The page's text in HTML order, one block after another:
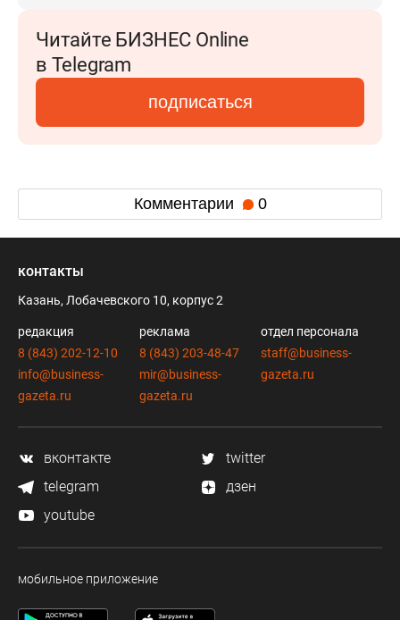
Читайте БИЗНЕС Online
в Telegram
подписаться
Комментарии 0
контакты
Казань, Лобачевского 10, корпус 2
редакция
8 (843) 202-12-10
info@business-
gazeta.ru
реклама
8 (843) 203-48-47
mir@business-
gazeta.ru
отдел персонала
staff@business-
gazeta.ru
вконтакте
twitter
telegram
дзен
youtube
мобильное приложение